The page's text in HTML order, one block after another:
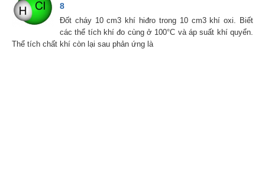
8
Đốt cháy 10 cm3 khí hiđro trong 10 cm3 khí oxi. Biết
các thể tích khí đo cùng ở 100°C và áp suất khí quyển.
Thể tích chất khí còn lại sau phản ứng là